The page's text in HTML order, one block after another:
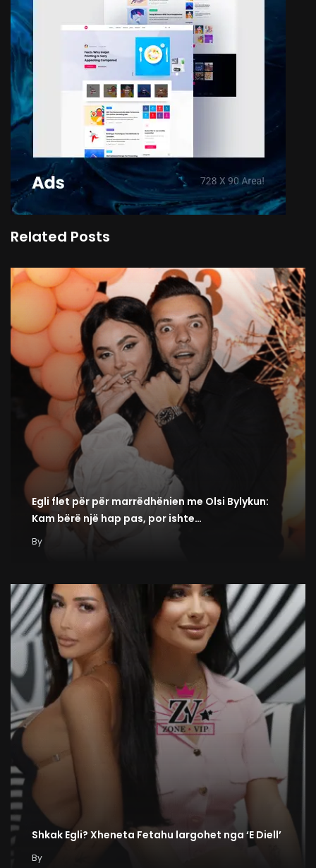
Related Posts
Egli flet për për marrëdhënien me Olsi Bylykun:
Kam bërë një hap pas, por ishte…
By
Shkak Egli? Xheneta Fetahu largohet nga ‘E Diell’
By